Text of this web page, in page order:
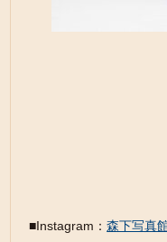
■Instagram：森下写真